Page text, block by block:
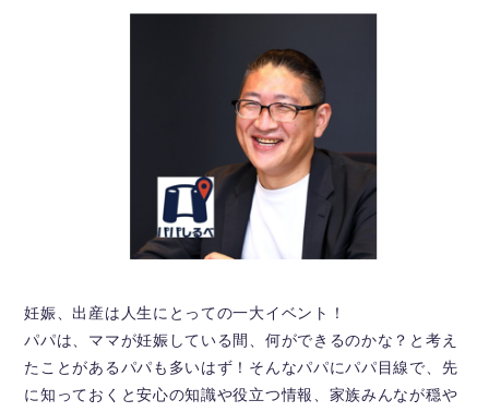
妊娠、出産は人生にとっての一大イベント！
パパは、ママが妊娠している間、何ができるのかな？と考え
たことがあるパパも多いはず！そんなパパにパパ目線で、先
に知っておくと安心の知識や役立つ情報、家族みんなが穏や